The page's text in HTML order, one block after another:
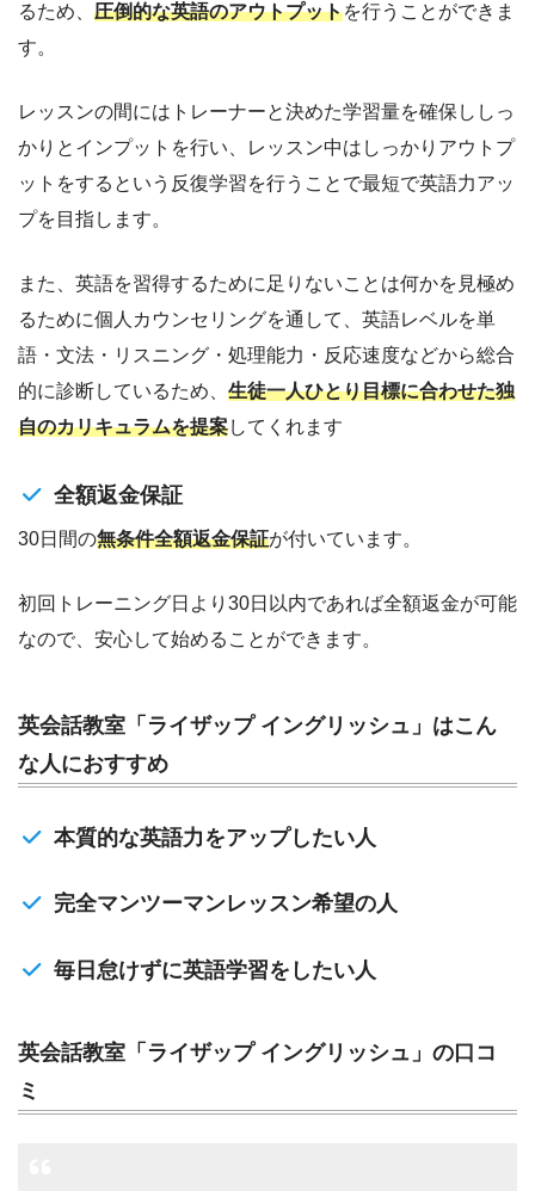
るため、 圧倒的な英語のアウトプットを行うことができま
す。
レッスンの間にはトレーナーと決めた学習量を確保ししっ
かりとインプットを行い、レッスン中はしっかりアウトプ
ットをするという反復学習を行うことで最短で英語力アッ
プを目指します。
また、英語を習得するために足りないことは何かを見極め
るために個人カウンセリングを通して、英語レベルを単
語・文法・リスニング・処理能力・反応速度などから総合
的に診断しているため、 生徒一人ひとり目標に合わせた独
自のカリキュラムを提案してくれます
全額返金保証
30日間の無条件全額返金保証が付いています。
初回トレーニング日より30日以内であれば全額返金が可能
なので、安心して始めることができます。
英会話教室「ライザップ イングリッシュ」はこん
な人におすすめ
本質的な英語力をアップしたい人
完全マンツーマンレッスン希望の人
毎日怠けずに英語学習をしたい人
英会話教室「ライザップ イングリッシュ」の口コ
ミ